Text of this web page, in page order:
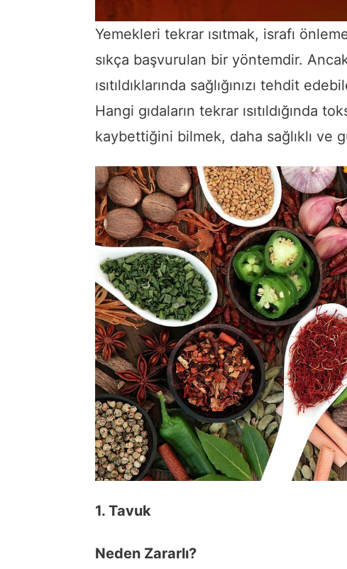
Yemekleri tekrar ısıtmak, israfı
sıkça başvurulan bir yöntemdir.
ısıtıldıklarında sağlığınızı tehdit
Hangi gıdaların tekrar ısıtıldığında
kaybettiğini bilmek, daha sağlıklı ve
1. Tavuk
Neden Zararlı?